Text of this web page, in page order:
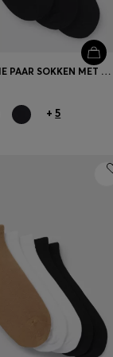
SET VAN DRIE PAAR SOKKEN MET NORMALE LENGTE VAN STRETCHMATERIAAL
+5